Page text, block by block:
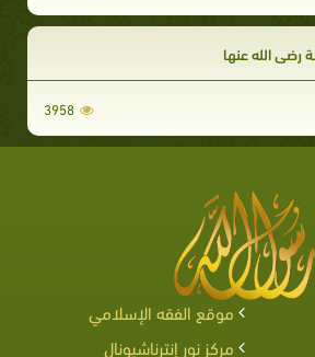
رضي الله عنها
3958
موقع الفقه الإسلامي
مركز نور إنترناشيونال